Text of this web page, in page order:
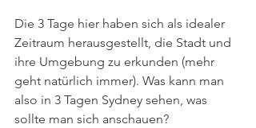
Die 3 Tage hier haben sich als idealer
Zeitraum herausgestellt, die Stadt und
ihre Umgebung zu erkunden (mehr
geht natürlich immer). Was kann man
also in 3 Tagen Sydney sehen, was
sollte man sich anschauen?